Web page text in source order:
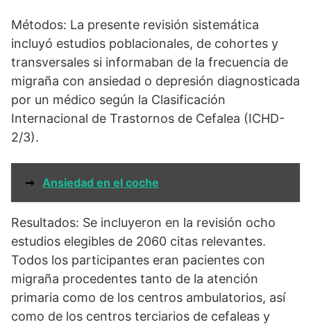
Métodos: La presente revisión sistemática
incluyó estudios poblacionales, de cohortes y
transversales si informaban de la frecuencia de
migraña con ansiedad o depresión diagnosticada
por un médico según la Clasificación
Internacional de Trastornos de Cefalea (ICHD-
2/3).
➞ Ansiedad en el coche
Resultados: Se incluyeron en la revisión ocho
estudios elegibles de 2060 citas relevantes.
Todos los participantes eran pacientes con
migraña procedentes tanto de la atención
primaria como de los centros ambulatorios, así
como de los centros terciarios de cefaleas y